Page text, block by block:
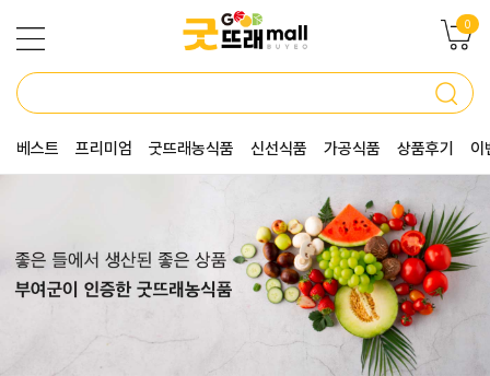
0
베스트 프리미엄 굿뜨래농식품 신선식품 가공식품 상품후기 이